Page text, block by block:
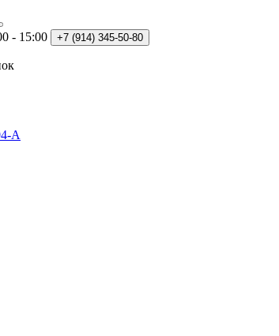
- 15:00 +7 (914) 345-50-80
А